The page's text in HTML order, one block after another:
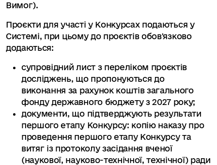
Вимог).
Проєкти для участі у Конкурсах подаються у
Системі, при цьому до проєктів обов'язково
додаються:
супровідний лист з переліком проєктів
досліджень, що пропонуються до
виконання за рахунок коштів загального
фонду державного бюджету з 2027 року;
документи, що підтверджують результати
першого етапу Конкурсу: копію наказу про
проведення першого етапу Конкурсу та
витяг із протоколу засідання вченої
(наукової, науково-технічної, технічної) ради